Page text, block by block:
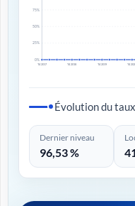
0%
25%
50%
75%
T4 2017 T4 2018 T4 2019 T4
Évolution du
Dernier niveau
96,53 %